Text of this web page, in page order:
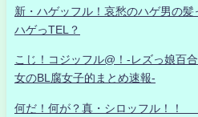
新・ハゲッフル！哀愁のハゲ男の髪
ハゲっTEL？
こじ！コジッフル@！-レズっ娘百
女のBL腐女子的まとめ速報-
何だ！何が？真・シロッフル！